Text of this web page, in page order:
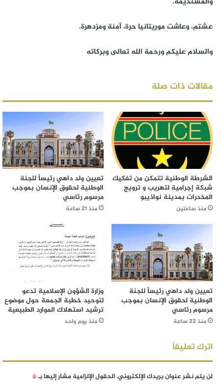
عشتم، وعاشت موريتانيا حرة، آمنة ومزدهرة.
والسلام عليكم ورحمة الله تعالى وبركاته
مقالات ذات صلة
الشرطة الوطنية تتمكن من تفكيك
شبكة إجرامية لتهريب و ترويج
المخدرات بمدينة نواذيبو
منذ ساعتين
تعيين ولد داهي رئيساً للجنة
الوطنية لحقوق الإنسان بموجب
مرسوم رئاسي
منذ 21 ساعة
تعيين ولد داهي رئيساً للجنة
الوطنية لحقوق الإنسان بموجب
مرسوم رئاسي
منذ 22 ساعة
وزارة الشؤون الإسلامية تدعو
لتوحيد خطبة الجمعة حول موضوع
ترشيد استهلاك الموارد الطبيعية
منذ يوم واحد
اترك تعليقاً
لن يتم نشر عنوان بريدك الإلكتروني.الحقول الإلزامية مشار إليها بـ*